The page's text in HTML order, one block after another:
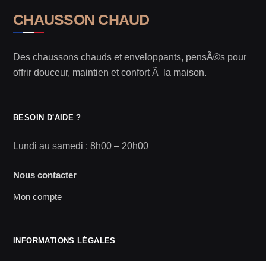
CHAUSSON CHAUD
Des chaussons chauds et enveloppants, pensÃ©s pour
offrir douceur, maintien et confort Ã la maison.
BESOIN D'AIDE ?
Lundi au samedi : 8h00 – 20h00
Nous contacter
Mon compte
INFORMATIONS LÉGALES